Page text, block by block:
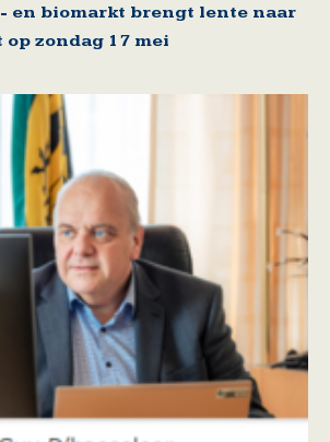
en biomarkt brengt lente naar
zondag 17 mei